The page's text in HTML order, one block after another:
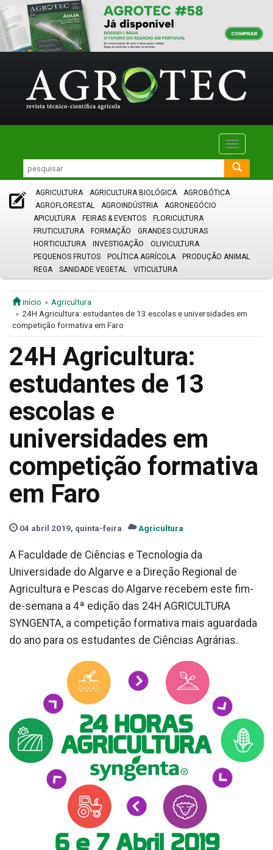
Toggle
AGRICULTURA AGRICULTURA BIOLÓGICA
AGROBÓTICA
AGROFLORESTAL
AGROINDÚSTRIA
AGRONEGÓCIO
APICULTURA
FEIRAS & EVENTOS
FLORICULTURA
FRUTICULTURA
FORMAÇÃO
GRANDES CULTURAS
HORTICULTURA
INVESTIGAÇÃO
OLIVICULTURA
PEQUENOS FRUTOS
POLÍTICA AGRÍCOLA
PRODUÇÃO ANIMAL
REGA
SANIDADE VEGETAL VITICULTURA
início
Agricultura
24H Agricultura: estudantes de 13 escolas e universidades em
competição formativa em Faro
24H Agricultura:
estudantes de 13
escolas e
universidades em
competição formativa
em Faro
04 abril 2019, quinta-feira Agricultura
A Faculdade de Ciências e Tecnologia da
Universidade do Algarve e a Direção Regional de
Agricultura e Pescas do Algarve recebem este fim-
de-semana a 4ª edição das 24H AGRICULTURA
SYNGENTA, a competição formativa mais aguardada
do ano para os estudantes de Ciências Agrárias.